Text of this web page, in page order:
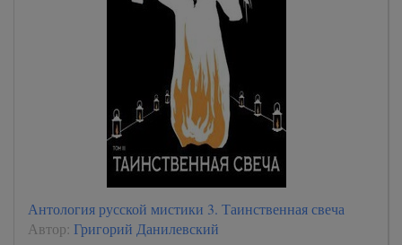
Антология русской мистики 3. Таинственная свеча
Автор: Григорий Данилевский